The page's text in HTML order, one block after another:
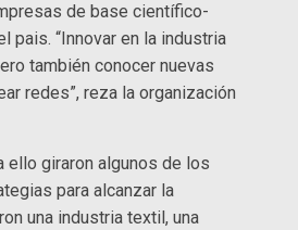
de base científico-
pais. “Innovar en la industria
también conocer nuevas
redes”, reza la organización
ello giraron algunos de los
para alcanzar la
una industria textil, una